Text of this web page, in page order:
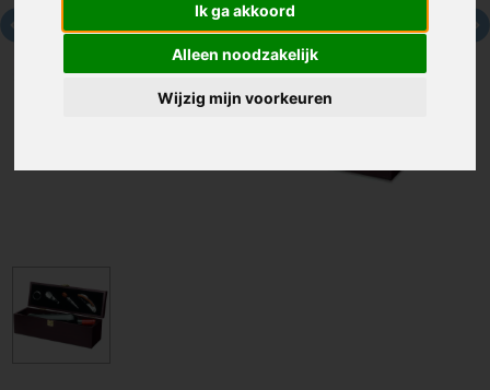
Ik ga akkoord
Alleen noodzakelijk
Wijzig mijn voorkeuren